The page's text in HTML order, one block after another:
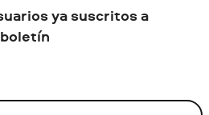
ya suscritos a